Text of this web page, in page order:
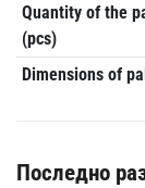
Quantity of the
(pcs)
Dimensions of
Последно